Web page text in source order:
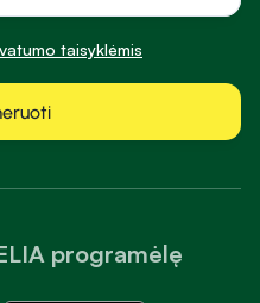
programėlę
taisyklėmis